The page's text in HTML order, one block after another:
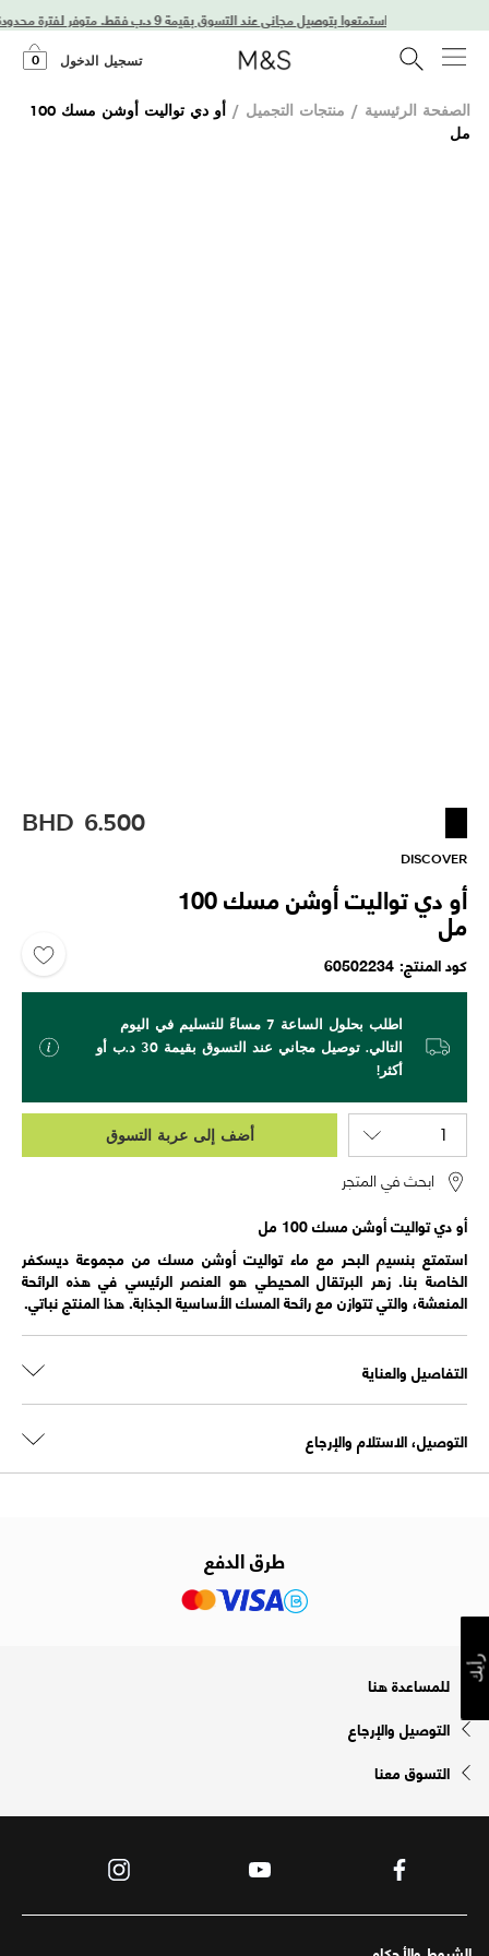
تسجيل الدخول 0
الصفحة الرئيسية / منتجات التجميل /
أو دي تواليت أوشن مسك 100
مل
BHD 6.500
DISCOVER
أو دي تواليت أوشن مسك 100
مل
كود المنتج 60502234
اطلب بحلول الساعة 7 مساءً للتسليم في اليوم
التالي. توصيل مجاني عند التسوق بقيمة 30 د.ب أو
أكثر!
أضف إلى عربة التسوق
ابحث في المتجر
أو دي تواليت أوشن مسك 100 مل
استمتع بنسيم البحر مع ماء تواليت أوشن مسك من مجموعة ديسكفر
الخاصة بنا. زهر البرتقال المحيطي هو العنصر الرئيسي في هذه الرائحة
المنعشة، والتي تتوازن مع رائحة المسك الأساسية الجذابة. هذا المنتج نباتي.
التفاصيل والعناية
التوصيل، الاستلام والإرجاع
طرق الدفع
للمساعدة هنا
التوصيل والإرجاع
التسوق معنا
رأيك